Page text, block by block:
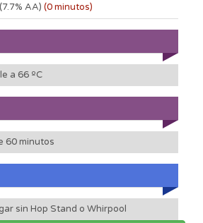
(7.7% AA) (0 minutos)
a 66 ºC
60 minutos
sin Hop Stand o Whirpool